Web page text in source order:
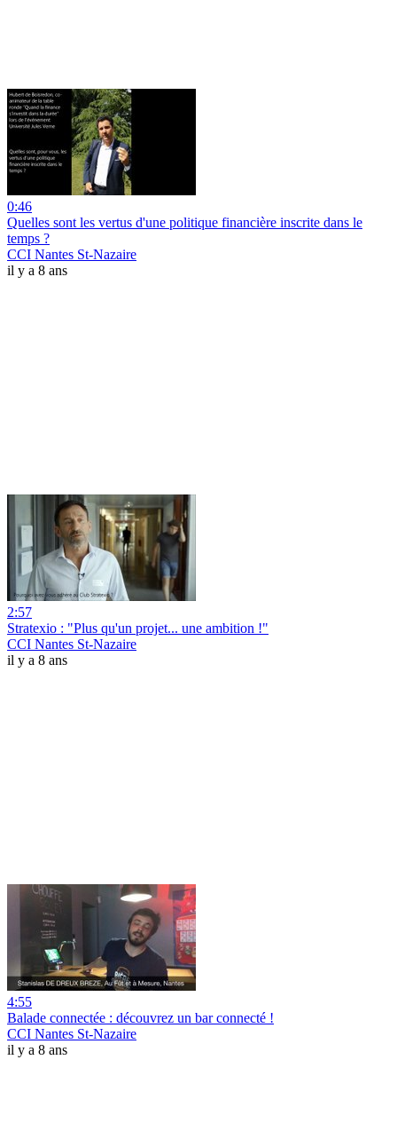
0:46
Quelles sont les vertus d'une politique financière inscrite dans le
temps ?
CCI Nantes St-Nazaire
il y a 8 ans
2:57
Stratexio : "Plus qu'un projet... une ambition !"
CCI Nantes St-Nazaire
il y a 8 ans
4:55
Balade connectée : découvrez un bar connecté !
CCI Nantes St-Nazaire
il y a 8 ans